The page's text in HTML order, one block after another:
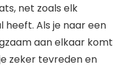
net zoals elk
heeft. Als je naar een
aan elkaar komt
zeker tevreden en